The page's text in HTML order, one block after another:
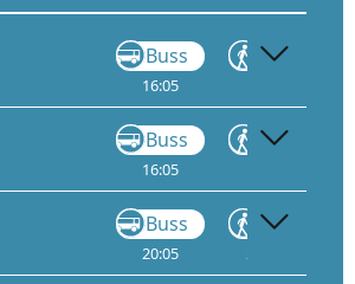
Buss
16:05
Gå
Buss
16:05
Gå
Buss
20:05
Gå
21:25